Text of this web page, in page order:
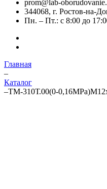
prom@lab-
344068, г. Ростов-на-
Пн. – Пт.: с 8:00 до
Главная
–
Каталог
–ТМ-310Т.00(0-